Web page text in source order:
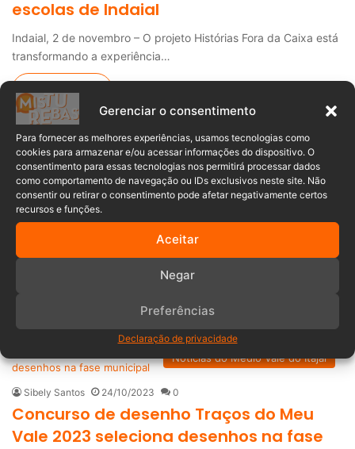
Gerenciar o consentimento
Para fornecer as melhores experiências, usamos tecnologias como
cookies para armazenar e/ou acessar informações do dispositivo. O
consentimento para essas tecnologias nos permitirá processar dados
como comportamento de navegação ou IDs exclusivos neste site. Não
consentir ou retirar o consentimento pode afetar negativamente certos
recursos e funções.
Aceitar
Negar
Preferências
Declaração de privacidade
escolas de Indaial
Indaial, 2 de novembro – O projeto Histórias Fora da Caixa está
transformando a experiência…
Leia mais »
Notícias de Cultura e Música
Sibely Santos 25/10/2023 0
Exposição “O colorido de Eli Heil” recebe
o público na Casa do Poeta Lindolf Bell,
Timbó, 25 de outubro – Até o dia 14 de novembro, o Grão
Notícias do Médio Vale do Itajaí
Sibely Santos 24/10/2023 0
Concurso de desenho Traços do Meu
Vale 2023 seleciona desenhos na fase